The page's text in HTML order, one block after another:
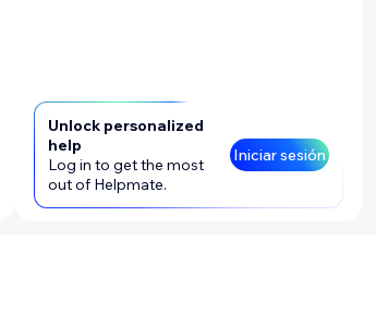
Unlock personalized
help
Log in to get the most
out of Helpmate.
Iniciar sesión